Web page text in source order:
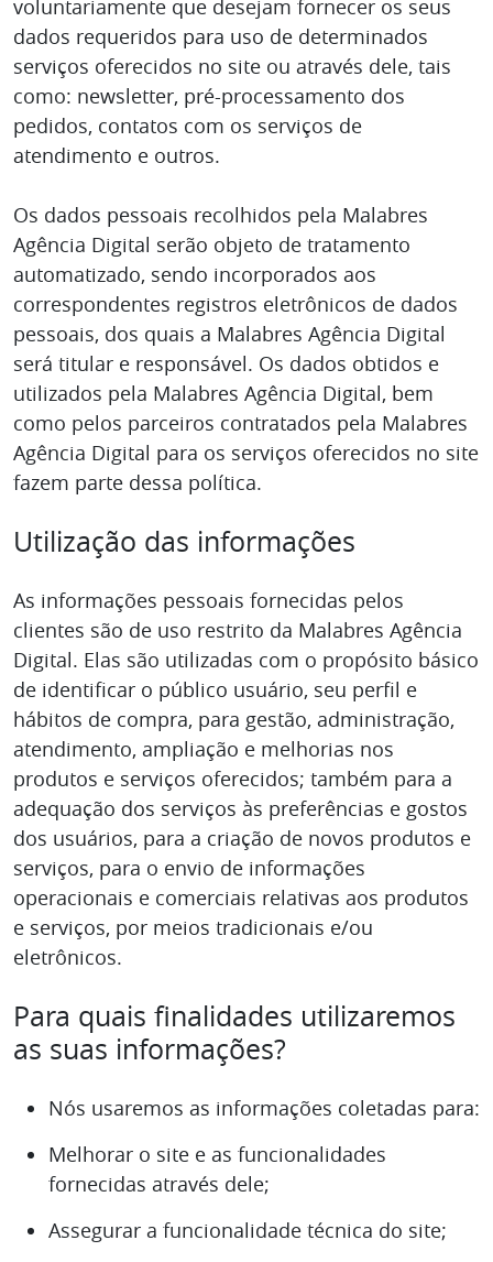
voluntariamente que desejam fornecer os seus
dados requeridos para uso de determinados
serviços oferecidos no site ou através dele, tais
como: newsletter, pré-processamento dos
pedidos, contatos com os serviços de
atendimento e outros.
Os dados pessoais recolhidos pela Malabres
Agência Digital serão objeto de tratamento
automatizado, sendo incorporados aos
correspondentes registros eletrônicos de dados
pessoais, dos quais a Malabres Agência Digital
será titular e responsável. Os dados obtidos e
utilizados pela Malabres Agência Digital, bem
como pelos parceiros contratados pela Malabres
Agência Digital para os serviços oferecidos no site
fazem parte dessa política.
Utilização das informações
As informações pessoais fornecidas pelos
clientes são de uso restrito da Malabres Agência
Digital. Elas são utilizadas com o propósito básico
de identificar o público usuário, seu perfil e
hábitos de compra, para gestão, administração,
atendimento, ampliação e melhorias nos
produtos e serviços oferecidos; também para a
adequação dos serviços às preferências e gostos
dos usuários, para a criação de novos produtos e
serviços, para o envio de informações
operacionais e comerciais relativas aos produtos
e serviços, por meios tradicionais e/ou
eletrônicos.
Para quais finalidades utilizaremos
as suas informações?
Nós usaremos as informações coletadas para:
Melhorar o site e as funcionalidades
fornecidas através dele;
Assegurar a funcionalidade técnica do site;